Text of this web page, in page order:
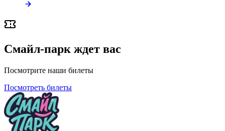
Смайл-парк ждет вас
Посмотрите наши билеты
Посмотреть билеты